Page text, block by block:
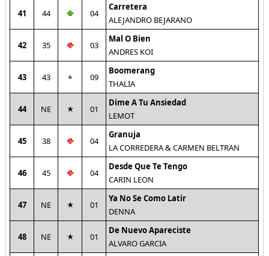
41 44 04
Carretera
ALEJANDRO BEJARANO
42 35 03
Mal O Bien
ANDRES KOI
43 43 09
Boomerang
THALIA
44 NE 01
Dime A Tu Ansiedad
LEMOT
45 38 04
Granuja
LA CORREDERA & CARMEN BELTRAN
46 45 04
Desde Que Te Tengo
CARIN LEON
47 NE 01
Ya No Se Como Latir
DENNA
48 NE 01
De Nuevo Apareciste
ALVARO GARCIA